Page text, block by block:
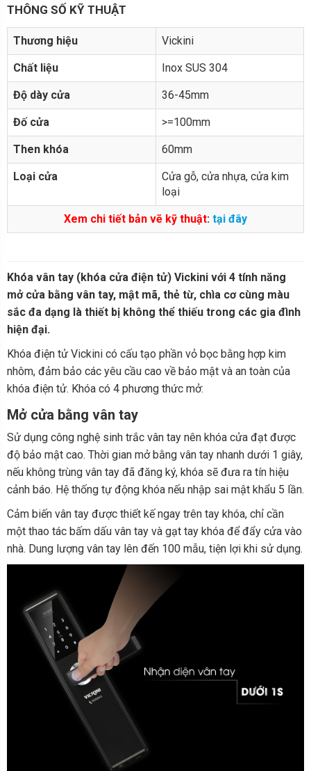
THÔNG SỐ KỸ THUẬT
Thương hiệu Vickini
Chất liệu Inox SUS 304
Độ dày cửa 36-45mm
Đố cửa >=100mm
Then khóa 60mm
Loại cửa
Cửa gỗ, cửa nhựa, cửa kim
loại
Xem chi tiết bản vẽ kỹ thuật: tại đây
Khóa vân tay (khóa cửa điện tử) Vickini với 4 tính năng
mở cửa bằng vân tay, mật mã, thẻ từ, chìa cơ cùng màu
sắc đa dạng là thiết bị không thể thiếu trong các gia đình
hiện đại.
Khóa điện tử Vickini có cấu tạo phần vỏ bọc bằng hợp kim
nhôm, đảm bảo các yêu cầu cao về bảo mật và an toàn của
khóa điện tử. Khóa có 4 phương thức mở:
Mở cửa bằng vân tay
Sử dụng công nghệ sinh trắc vân tay nên khóa cửa đạt được
độ bảo mật cao. Thời gian mở bằng vân tay nhanh dưới 1 giây,
nếu không trùng vân tay đã đăng ký, khóa sẽ đưa ra tín hiệu
cảnh báo. Hệ thống tự động khóa nếu nhập sai mật khẩu 5 lần.
Cảm biến vân tay được thiết kế ngay trên tay khóa, chỉ cần
một thao tác bấm dấu vân tay và gạt tay khóa để đẩy cửa vào
nhà. Dung lượng vân tay lên đến 100 mẫu, tiện lợi khi sử dụng.